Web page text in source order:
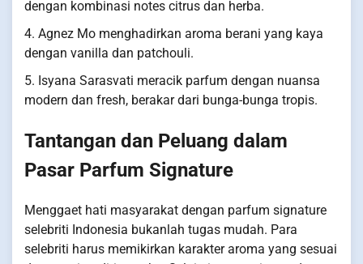
dengan kombinasi notes citrus dan herba.
4. Agnez Mo menghadirkan aroma berani yang kaya
dengan vanilla dan patchouli.
5. Isyana Sarasvati meracik parfum dengan nuansa
modern dan fresh, berakar dari bunga-bunga tropis.
Tantangan dan Peluang dalam
Pasar Parfum Signature
Menggaet hati masyarakat dengan parfum signature
selebriti Indonesia bukanlah tugas mudah. Para
selebriti harus memikirkan karakter aroma yang sesuai